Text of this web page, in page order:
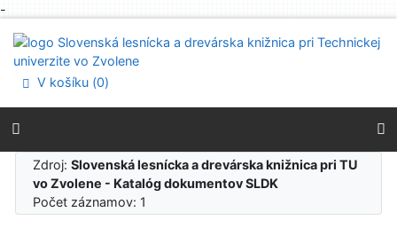
-
Prejsť na menu
Prehlásenie o webovej prístupnosti
V košíku (0)
Zdroj:Slovenská lesnícka a drevárska knižnica pri TU
vo Zvolene - Katalóg dokumentov SLDK
Počet záznamov: 1